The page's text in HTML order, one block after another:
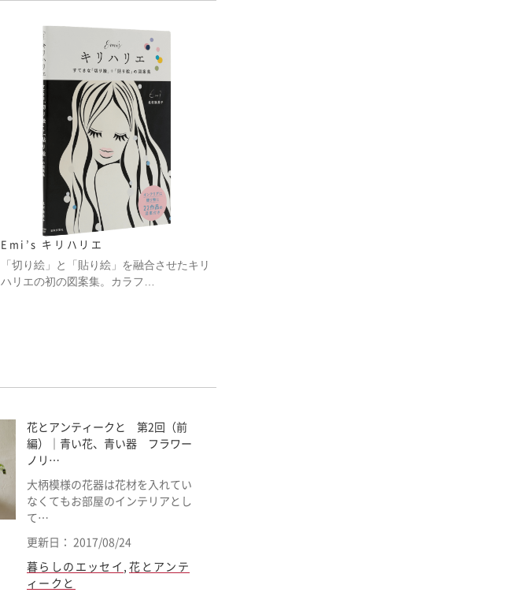
Emi’s キリハリエ
「切り絵」と「貼り絵」を融合させたキリ
ハリエの初の図案集。カラフ…
花とアンティークと 第2回（前
編）｜青い花、青い器 フラワー
ノリ…
大柄模様の花器は花材を入れてい
なくてもお部屋のインテリアとし
て…
更新日： 2017/08/24
暮らしのエッセイ ,花とアンテ
ィークと